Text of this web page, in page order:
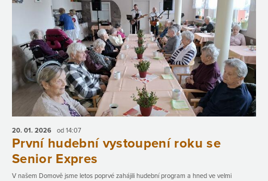
20. 01. 2026 od 14:07
První hudební vystoupení roku se
Senior Expres
V našem Domově jsme letos poprvé zahájili hudební program a hned ve velmi